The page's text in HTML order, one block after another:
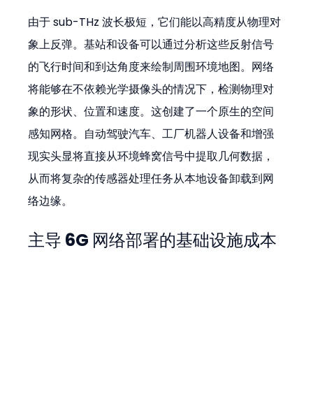
由于 sub-THz 波长极短，它们能以高精度从物理对
象上反弹。基站和设备可以通过分析这些反射信号
的飞行时间和到达角度来绘制周围环境地图。网络
将能够在不依赖光学摄像头的情况下，检测物理对
象的形状、位置和速度。这创建了一个原生的空间
感知网格。自动驾驶汽车、工厂机器人设备和增强
现实头显将直接从环境蜂窝信号中提取几何数据，
从而将复杂的传感器处理任务从本地设备卸载到网
络边缘。
主导 6G 网络部署的基础设施成本